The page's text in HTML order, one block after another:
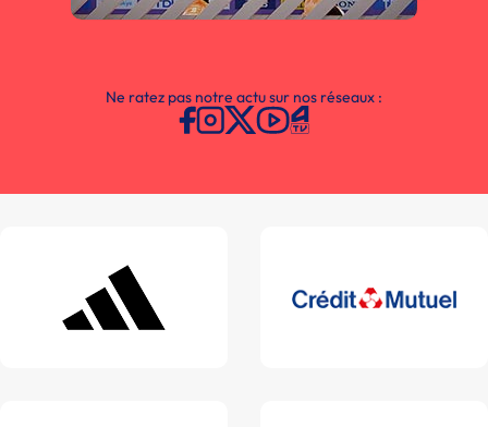
Ne ratez pas notre actu sur nos réseaux :